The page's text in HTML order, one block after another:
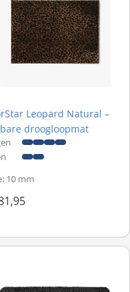
Leopard Natural –
droogloopmat
10 mm
met tekst - 40 x 60 cm
Majestic 052 Grafiet –